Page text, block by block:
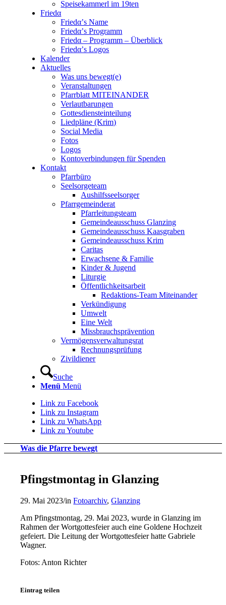
Speisekammerl im 19ten
Friedα
Friedα’s Name
Friedα’s Programm
Friedα – Programm – Überblick
Friedα’s Logos
Kalender
Aktuelles
Was uns bewegt(e)
Veranstaltungen
Pfarrblatt MITEINANDER
Verlautbarungen
Gottesdiensteinteilung
Liedpläne (Krim)
Social Media
Fotos
Logos
Kontoverbindungen für Spenden
Kontakt
Pfarrbüro
Seelsorgeteam
Aushilfsseelsorger
Pfarrgemeinderat
Pfarrleitungsteam
Gemeindeausschuss Glanzing
Gemeindeausschuss Kaasgraben
Gemeindeausschuss Krim
Caritas
Erwachsene & Familie
Kinder & Jugend
Liturgie
Öffentlichkeitsarbeit
Redaktions-Team Miteinander
Verkündigung
Umwelt
Eine Welt
Missbrauchsprävention
Vermögensverwaltungsrat
Rechnungsprüfung
Zivildiener
Suche
Menü Menü
Link zu Facebook
Link zu Instagram
Link zu WhatsApp
Link zu Youtube
Was die Pfarre bewegt
Pfingstmontag in Glanzing
29. Mai 2023/inFotoarchiv,Glanzing
Am Pfingstmontag, 29. Mai 2023, wurde in Glanzing im
Rahmen der Wortgottesfeier auch eine Goldene Hochzeit
gefeiert. Die Leitung der Wortgottesfeier hatte Gabriele
Wagner.
Fotos: Anton Richter
Eintrag teilen